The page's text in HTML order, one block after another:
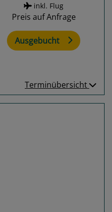
inkl. Flug
Preis auf Anfrage
Ausgebucht
Terminübersicht